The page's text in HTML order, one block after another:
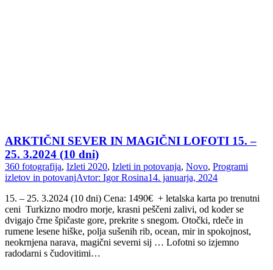
ARKTIČNI SEVER IN MAGIČNI LOFOTI 15. –
25. 3.2024 (10 dni)
360 fotografija, Izleti 2020, Izleti in potovanja, Novo, Programi
izletov in potovanjAvtor: Igor Rosina14. januarja, 2024
15. – 25. 3.2024 (10 dni) Cena: 1490€ + letalska karta po trenutni
ceni Turkizno modro morje, krasni peščeni zalivi, od koder se
dvigajo črne špičaste gore, prekrite s snegom. Otočki, rdeče in
rumene lesene hiške, polja sušenih rib, ocean, mir in spokojnost,
neokrnjena narava, magični severni sij … Lofotni so izjemno
radodarni s čudovitimi…